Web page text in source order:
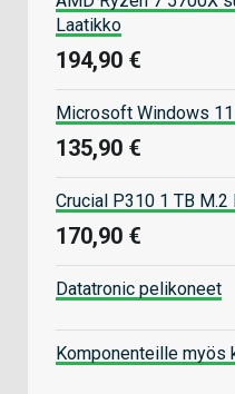
Laatikko
194,90 €
Microsoft Windows
135,90 €
Crucial P310 1 TB
170,90 €
Datatronic pelikoneet
Komponenteille myös